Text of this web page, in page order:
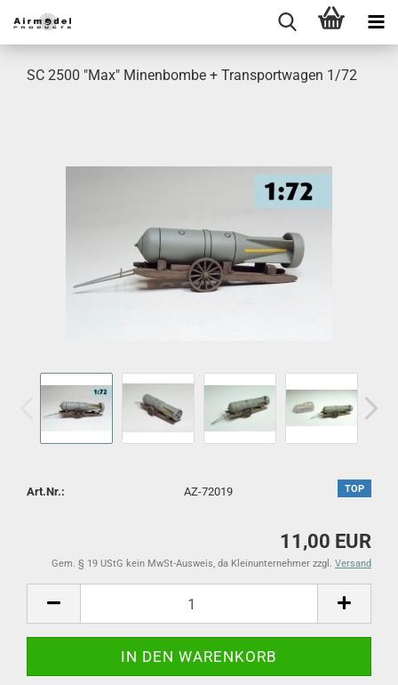
SC 2500 "Max" Minenbombe + Transportwagen 1/72
TOP
Art.Nr.: AZ-72019
11,00 EUR
Gem. § 19 UStG kein MwSt-Ausweis, da Kleinunternehmer zzgl. Versand